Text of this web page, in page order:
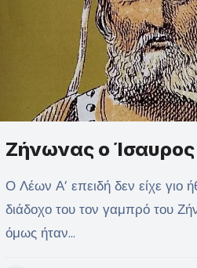
Ζήνωνας ο Ίσαυρος
Ο Λέων Α’ επειδή δεν είχε γιο ήθελε να αφήσει
διάδοχο του τον γαμπρό του
όμως ήταν…